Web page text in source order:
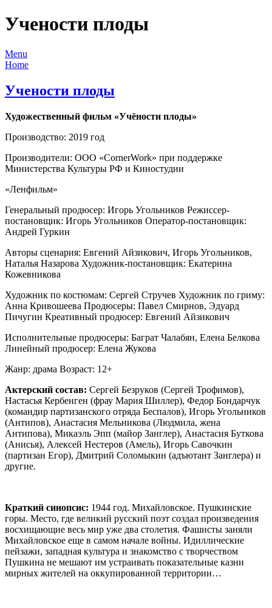
Учености плоды
Menu
Home
Учености плоды
Художественный фильм «Учёности плоды»
Производство: 2019 год
Производители: ООО «CornerWork» при поддержке
Министерства Культуры РФ и Киностудии
«Ленфильм»
Генеральный продюсер: Игорь Угольников Режиссер-
постановщик: Игорь Угольников Оператор-постановщик:
Андрей Гуркин
Авторы сценария: Евгений Айзикович, Игорь Угольников,
Наталья Назарова Художник-постановщик: Екатерина
Кожевникова
Художник по костюмам: Сергей Стручев Художник по гриму:
Анна Кривошеева Продюсеры: Павел Смирнов, Эдуард
Пичугин Креативный продюсер: Евгений Айзикович
Исполнительные продюсеры: Баграт Чалабян, Елена Белкова
Линейный продюсер: Елена Жукова
Жанр: драма Возраст: 12+
Актерский состав: Сергей Безруков (Сергей Трофимов),
Настасья Кербенген (фрау Мария Шиллер), Федор Бондарчук
(командир партизанского отряда Беспалов), Игорь Угольников
(Антипов), Анастасия Мельникова (Людмила, жена
Антипова), Микаэль Эпп (майор Занглер), Анастасия Буткова
(Анисья), Алексей Нестеров (Амель), Игорь Савочкин
(партизан Егор), Дмитрий Соломыкин (адъютант Занглера) и
другие.
Краткий синопсис: 1944 год. Михайловское. Пушкинские
горы. Место, где великий русский поэт создал произведения
восхищающие весь мир уже два столетия. Фашисты заняли
Михайловское еще в самом начале войны. Идиллические
пейзажи, западная культура и знакомство с творчеством
Пушкина не мешают им устраивать показательные казни
мирных жителей на оккупированной территории…